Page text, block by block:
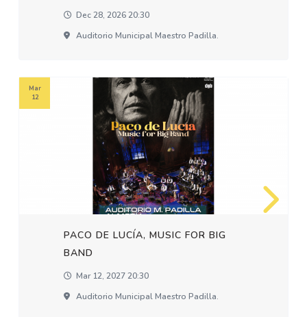
Dec 28, 2026 20:30
Auditorio Municipal Maestro Padilla.
PACO DE LUCÍA, MUSIC FOR BIG
BAND
Mar 12, 2027 20:30
Auditorio Municipal Maestro Padilla.
Mar
12